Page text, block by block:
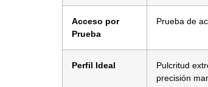
Acceso por
Prueba
Prueba de
Perfil Ideal
Pulcritud
precisión